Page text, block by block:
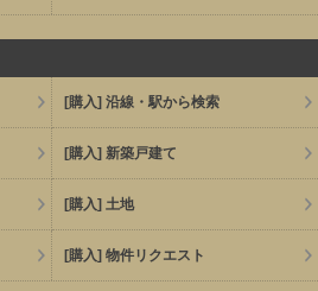
[購入] 沿線・駅から検索
[購入] 新築戸建て
[購入] 土地
[購入] 物件リクエスト